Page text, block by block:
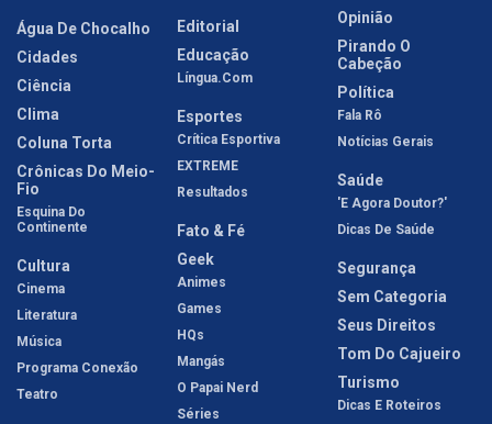
Água De Chocalho
Cidades
Ciência
Clima
Coluna Torta
Crônicas Do Meio-
Fio
Esquina Do
Continente
Cultura
Cinema
Literatura
Música
Programa Conexão
Teatro
Editorial
Educação
Língua.com
Esportes
Crítica Esportiva
EXTREME
Resultados
Fato & Fé
Geek
Animes
Games
HQs
Mangás
O Papai Nerd
Séries
Opinião
Pirando O
Cabeção
Política
Fala Rô
Notícias Gerais
Saúde
'E Agora Doutor?'
Dicas De Saúde
Segurança
Sem Categoria
Seus Direitos
Tom Do Cajueiro
Turismo
Dicas E Roteiros